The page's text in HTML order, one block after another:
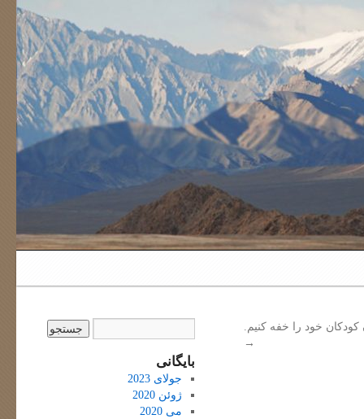
خود را خفه کنیم.
→
بایگانی
جولای 2023
ژوئن 2020
می 2020